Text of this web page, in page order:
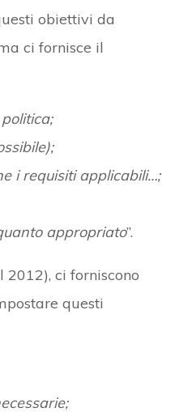
obiettivi da
ci fornisce il
i requisiti applicabili…;
appropriato”.
ci forniscono
questi